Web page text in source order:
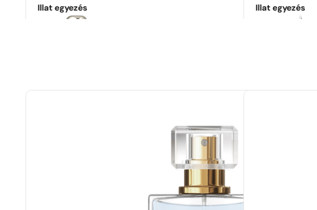
Illat egyezés Illat egyezés